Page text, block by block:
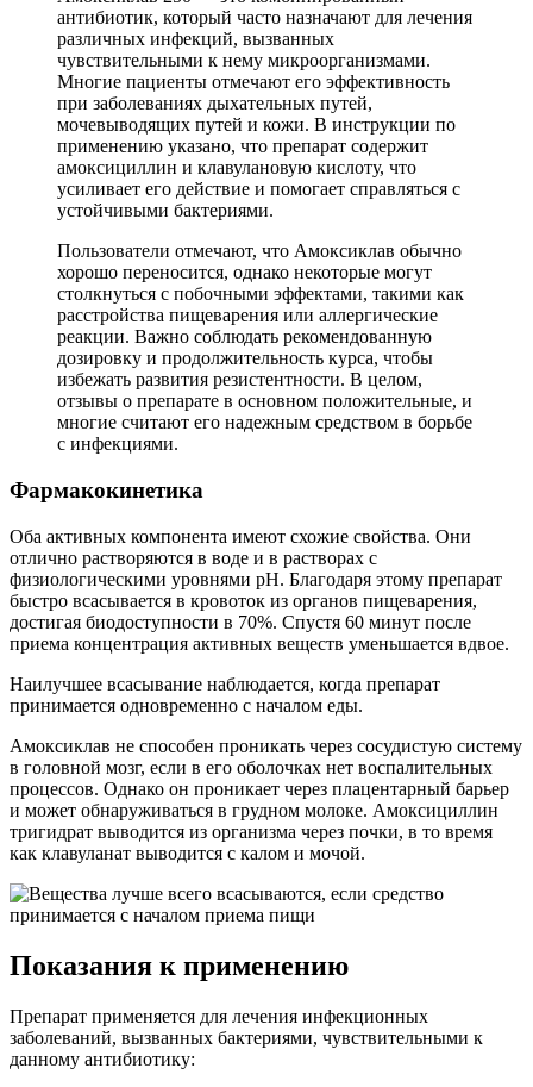
антибиотик, который часто назначают для лечения
различных инфекций, вызванных
чувствительными к нему микроорганизмами.
Многие пациенты отмечают его эффективность
при заболеваниях дыхательных путей,
мочевыводящих путей и кожи. В инструкции по
применению указано, что препарат содержит
амоксициллин и клавулановую кислоту, что
усиливает его действие и помогает справляться с
устойчивыми бактериями.
Пользователи отмечают, что Амоксиклав обычно
хорошо переносится, однако некоторые могут
столкнуться с побочными эффектами, такими как
расстройства пищеварения или аллергические
реакции. Важно соблюдать рекомендованную
дозировку и продолжительность курса, чтобы
избежать развития резистентности. В целом,
отзывы о препарате в основном положительные, и
многие считают его надежным средством в борьбе
с инфекциями.
Фармакокинетика
Оба активных компонента имеют схожие свойства. Они
отлично растворяются в воде и в растворах с
физиологическими уровнями pH. Благодаря этому препарат
быстро всасывается в кровоток из органов пищеварения,
достигая биодоступности в 70%. Спустя 60 минут после
приема концентрация активных веществ уменьшается вдвое.
Наилучшее всасывание наблюдается, когда препарат
принимается одновременно с началом еды.
Амоксиклав не способен проникать через сосудистую систему
в головной мозг, если в его оболочках нет воспалительных
процессов. Однако он проникает через плацентарный барьер
и может обнаруживаться в грудном молоке. Амоксициллин
тригидрат выводится из организма через почки, в то время
как клавуланат выводится с калом и мочой.
Показания к применению
Препарат применяется для лечения инфекционных
заболеваний, вызванных бактериями, чувствительными к
данному антибиотику: